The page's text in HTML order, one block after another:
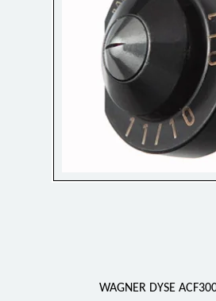
WAGNER DYSE